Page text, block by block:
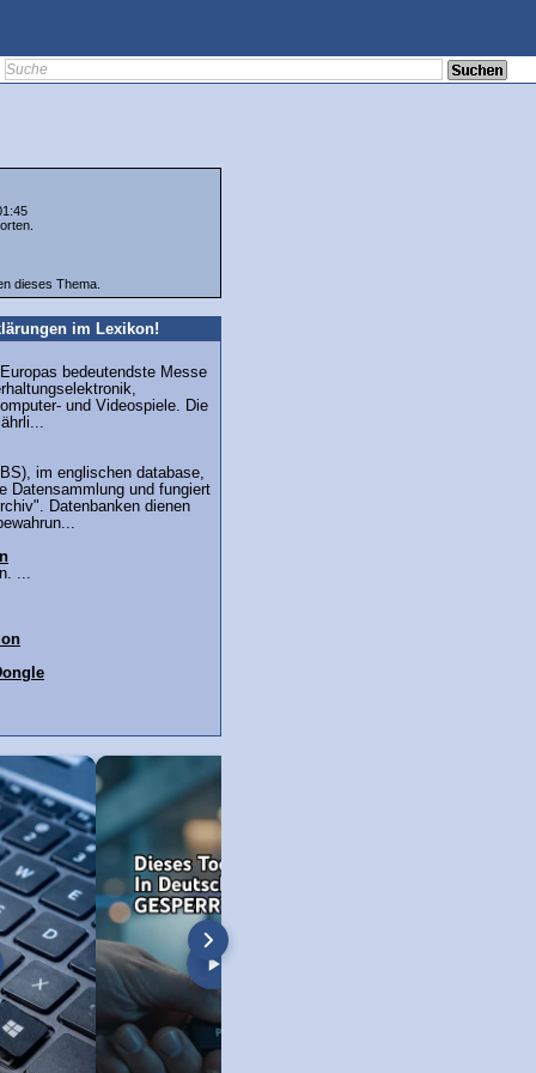
dieses Thema.
im Lexikon!
bedeutendste Messe
und Videospiele. Die
im englischen database,
Datensammlung und fungiert
Datenbanken dienen
...